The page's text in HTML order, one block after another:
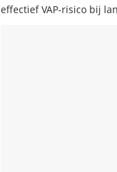
effectief VAP-risico bij